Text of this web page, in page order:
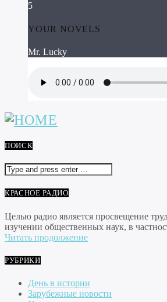
5
YOUR NOVELS
Mr. Lucky
ПОИСК
КРАСНОЕ РАДИО
Целью радио является просвещение
изучении общественных наук, в
Читать продолжение
РУБРИКИ
День в истории
Зарубежные новости